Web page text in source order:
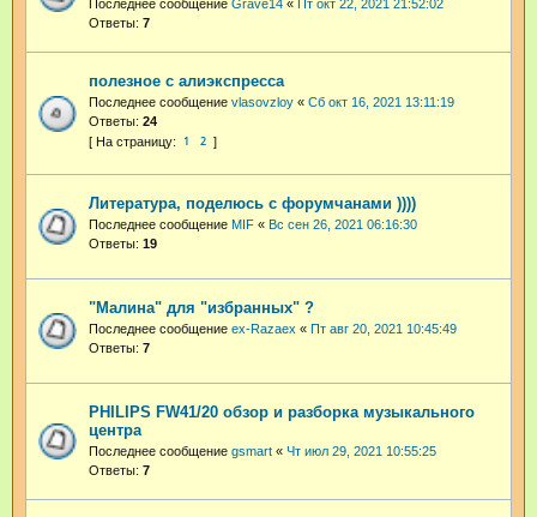
Последнее сообщение Grave14 «
Пт окт 22, 2021 21:52:02
Ответы: 7
полезное с алиэкспресса
Последнее сообщение vlasovzloy « Сб окт 16, 2021 13:11:19
Ответы: 24
1 2
Литература, поделюсь с форумчанами ))))
Последнее сообщение MIF « Вс сен 26, 2021 06:16:30
Ответы: 19
"Малина" для "избранных" ?
Последнее сообщение ex-Razaex « Пт авг 20, 2021 10:45:49
Ответы: 7
PHILIPS FW41/20 обзор и разборка музыкального
центра
Последнее сообщение gsmart « Чт июл 29, 2021 10:55:25
Ответы: 7